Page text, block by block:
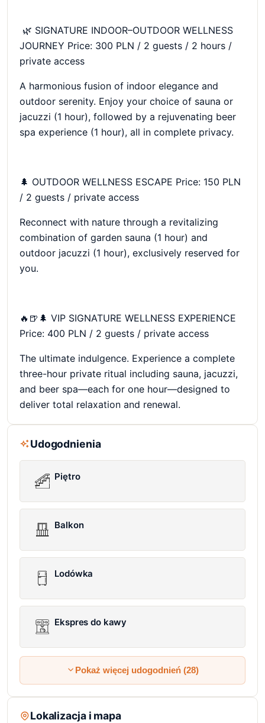
Lokalizacja i mapa
🌿 SIGNATURE INDOOR–OUTDOOR WELLNESS
JOURNEY Price: 300 PLN / 2 guests / 2 hours /
private access
A harmonious fusion of indoor elegance and
outdoor serenity. Enjoy your choice of sauna or
jacuzzi (1 hour), followed by a rejuvenating beer
spa experience (1 hour), all in complete privacy.
🌲 OUTDOOR WELLNESS ESCAPE Price: 150 PLN
/ 2 guests / private access
Reconnect with nature through a revitalizing
combination of garden sauna (1 hour) and
outdoor jacuzzi (1 hour), exclusively reserved for
you.
🔥🍺🌲 VIP SIGNATURE WELLNESS EXPERIENCE
Price: 400 PLN / 2 guests / private access
The ultimate indulgence. Experience a complete
three-hour private ritual including sauna, jacuzzi,
and beer spa—each for one hour—designed to
deliver total relaxation and renewal.
Udogodnienia
Piętro
Balkon
Lodówka
Ekspres do kawy
Pokaż więcej udogodnień (28)